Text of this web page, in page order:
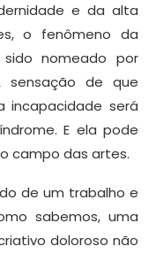
e da alta
o fenômeno da
nomeado por
sensação de que
incapacidade será
E ela pode
campo das artes.
de um trabalho e
sabemos, uma
doloroso não